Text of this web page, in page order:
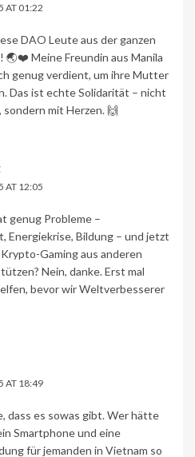
AT 01:22
DAO Leute aus der ganzen
Meine Freundin aus Manila
genug verdient, um ihre Mutter
Das ist echte Solidarität – nicht
mit Herzen. 🙌
AT 12:05
genug Probleme –
Energiekrise, Bildung – und jetzt
Gaming aus anderen
Nein, danke. Erst mal
bevor wir Weltverbesserer
AT 18:49
dass es sowas gibt. Wer hätte
Smartphone und eine
für jemanden in Vietnam so